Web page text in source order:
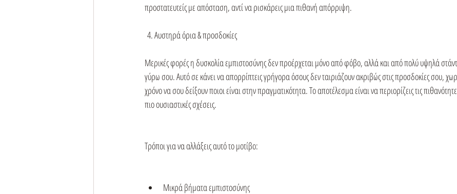
προστατευτείς με απόσταση, αντί να ρισκάρεις μια πιθανή απόρριψη.
4. Αυστηρά όρια & προσδοκίες
Μερικές φορές η δυσκολία εμπιστοσύνης δεν προέρχεται μόνο από φόβο, αλλά και από πολύ υψηλά
γύρω σου. Αυτό σε κάνει να απορρίπτεις γρήγορα όσους δεν ταιριάζουν ακριβώς στις προσδοκίες σου,
χρόνο να σου δείξουν ποιοι είναι στην πραγματικότητα. Το αποτέλεσμα είναι να περιορίζεις τις
πιο ουσιαστικές σχέσεις.
Τρόποι για να αλλάξεις αυτό το μοτίβο:
Μικρά βήματα εμπιστοσύνης